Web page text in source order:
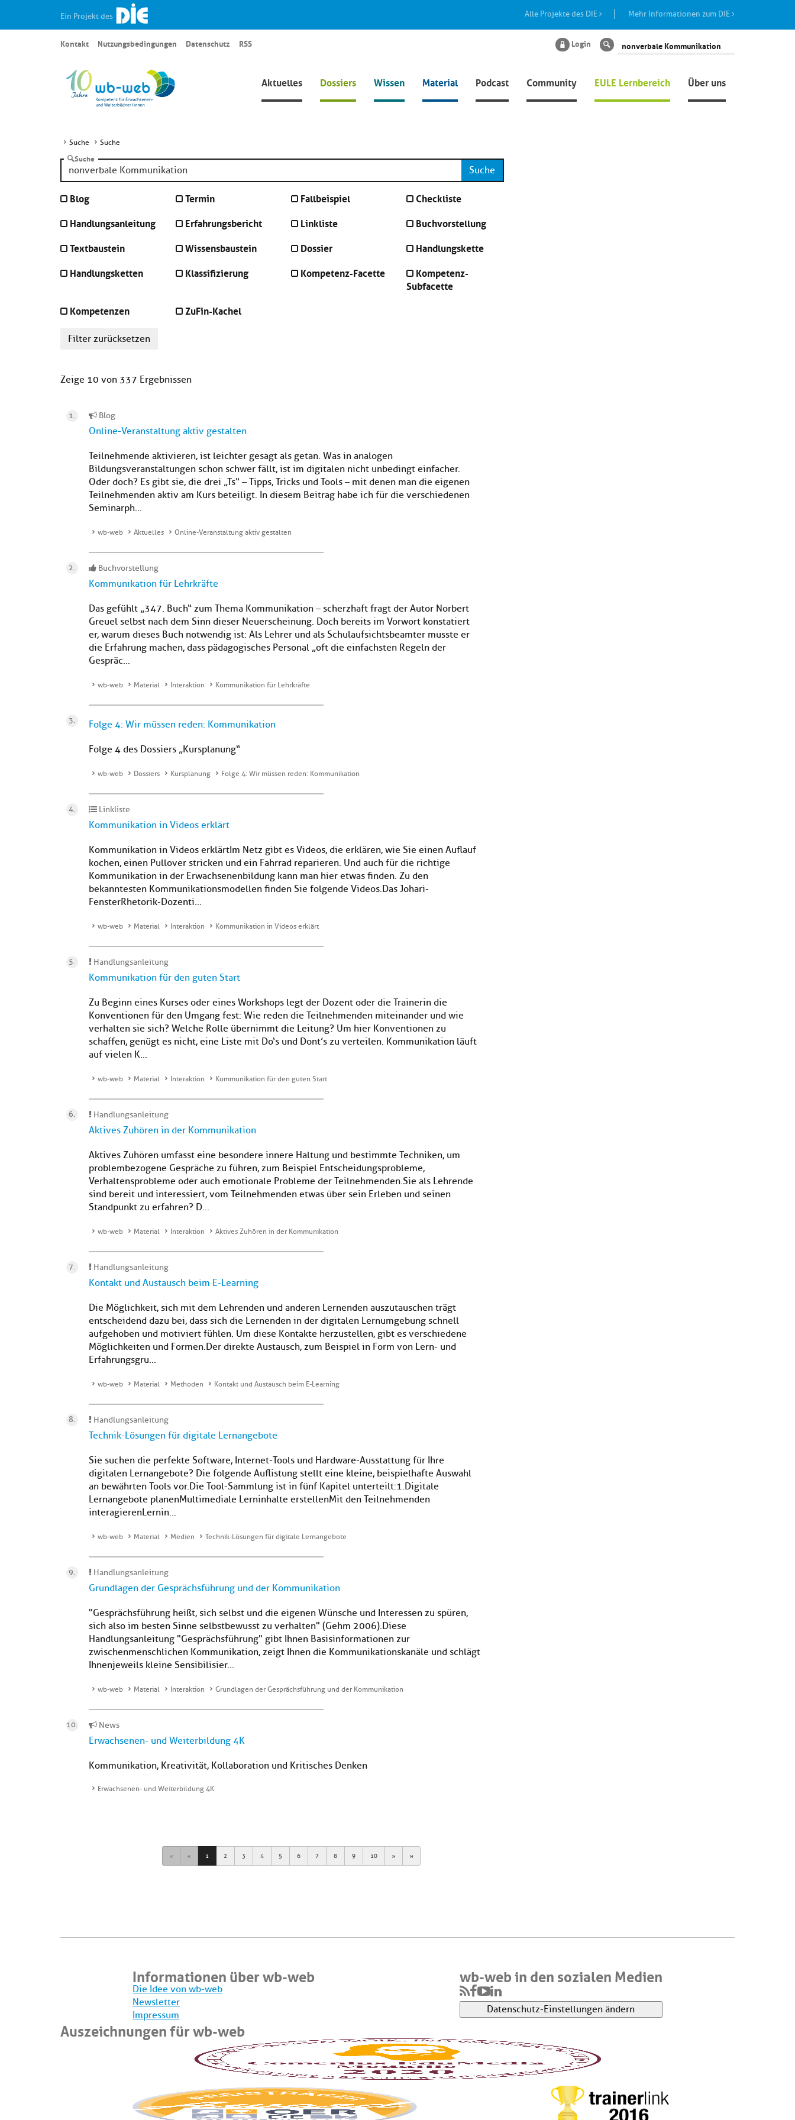
Ein Projekt des Alle Projekte des DIE Mehr Informationen zum DIE
Aktuelles Dossiers Wissen Material Podcast Community EULE Lernbereich Über uns
Kontakt Nutzungsbedingungen Datenschutz RSS Login Suche
Suche Suche
Suche
Suche
Blog Termin Fallbeispiel
Checkliste
Handlungsanleitung
Erfahrungsbericht Linkliste
Buchvorstellung
Textbaustein
Wissensbaustein Dossier
Handlungskette
Handlungsketten
Klassifizierung Kompetenz-Facette
Kompetenz-
Subfacette
Kompetenzen
ZuFin-Kachel
Filter zurücksetzen
Zeige 10 von 337 Ergebnissen
Blog
Online-Veranstaltung aktiv gestalten
Teilnehmende aktivieren, ist leichter gesagt als getan. Was in analogen
Bildungsveranstaltungen schon schwer fällt, ist im digitalen nicht unbedingt einfacher.
Oder doch? Es gibt sie, die drei „Ts“ – Tipps, Tricks und Tools – mit denen man die eigenen
Teilnehmenden aktiv am Kurs beteiligt. In diesem Beitrag habe ich für die verschiedenen
Seminarph...
wb-web Aktuelles Online-Veranstaltung aktiv gestalten
Buchvorstellung
Kommunikation für Lehrkräfte
Das gefühlt „347. Buch“ zum Thema Kommunikation – scherzhaft fragt der Autor Norbert
Greuel selbst nach dem Sinn dieser Neuerscheinung. Doch bereits im Vorwort konstatiert
er, warum dieses Buch notwendig ist: Als Lehrer und als Schulaufsichtsbeamter musste er
die Erfahrung machen, dass pädagogisches Personal „oft die einfachsten Regeln der
Gespräc...
wb-web Material Interaktion Kommunikation für Lehrkräfte
Folge 4: Wir müssen reden: Kommunikation
Folge 4 des Dossiers „Kursplanung“
wb-web Dossiers Kursplanung Folge 4: Wir müssen reden: Kommunikation
Linkliste
Kommunikation in Videos erklärt
Kommunikation in Videos erklärtIm Netz gibt es Videos, die erklären, wie Sie einen Auflauf
kochen, einen Pullover stricken und ein Fahrrad reparieren. Und auch für die richtige
Kommunikation in der Erwachsenenbildung kann man hier etwas finden. Zu den
bekanntesten Kommunikationsmodellen finden Sie folgende Videos.Das Johari-
FensterRhetorik-Dozenti...
wb-web Material Interaktion Kommunikation in Videos erklärt
Handlungsanleitung
Kommunikation für den guten Start
Zu Beginn eines Kurses oder eines Workshops legt der Dozent oder die Trainerin die
Konventionen für den Umgang fest: Wie reden die Teilnehmenden miteinander und wie
verhalten sie sich? Welche Rolle übernimmt die Leitung? Um hier Konventionen zu
schaffen, genügt es nicht, eine Liste mit Do‘s und Dont’s zu verteilen. Kommunikation läuft
auf vielen K...
wb-web Material Interaktion Kommunikation für den guten Start
Handlungsanleitung
Aktives Zuhören in der Kommunikation
Aktives Zuhören umfasst eine besondere innere Haltung und bestimmte Techniken, um
problembezogene Gespräche zu führen, zum Beispiel Entscheidungsprobleme,
Verhaltensprobleme oder auch emotionale Probleme der Teilnehmenden. Sie als Lehrende
sind bereit und interessiert, vom Teilnehmenden etwas über sein Erleben und seinen
Standpunkt zu erfahren? D...
wb-web Material Interaktion Aktives Zuhören in der Kommunikation
Handlungsanleitung
Kontakt und Austausch beim E-Learning
Die Möglichkeit, sich mit dem Lehrenden und anderen Lernenden auszutauschen trägt
entscheidend dazu bei, dass sich die Lernenden in der digitalen Lernumgebung schnell
aufgehoben und motiviert fühlen. Um diese Kontakte herzustellen, gibt es verschiedene
Möglichkeiten und Formen.Der direkte Austausch, zum Beispiel in Form von Lern- und
Erfahrungsgru...
wb-web Material Methoden Kontakt und Austausch beim E-Learning
Handlungsanleitung
Technik-Lösungen für digitale Lernangebote
Sie suchen die perfekte Software, Internet-Tools und Hardware-Ausstattung für Ihre
digitalen Lernangebote? Die folgende Auflistung stellt eine kleine, beispielhafte Auswahl
an bewährten Tools vor.Die Tool-Sammlung ist in fünf Kapitel unterteilt:1.Digitale
Lernangebote planenMultimediale Lerninhalte erstellenMit den Teilnehmenden
interagierenLernin...
wb-web Material Medien Technik-Lösungen für digitale Lernangebote
Handlungsanleitung
Grundlagen der Gesprächsführung und der Kommunikation
"Gesprächsführung heißt, sich selbst und die eigenen Wünsche und Interessen zu spüren,
sich also im besten Sinne selbstbewusst zu verhalten" (Gehm 2006).Diese
Handlungsanleitung "Gesprächsführung" gibt Ihnen Basisinformationen zur
zwischenmenschlichen Kommunikation, zeigt Ihnen die Kommunikationskanäle und schlägt
Ihnenjeweils kleine Sensibilisier...
wb-web Material Interaktion Grundlagen der Gesprächsführung und der Kommunikation
News
Erwachsenen- und Weiterbildung 4K
Kommunikation, Kreativität, Kollaboration und Kritisches Denken
Erwachsenen- und Weiterbildung 4K
First Previous
1 2 3 4 5 6 7 8 9 10 Next Last
Informationen über wb-web
Die Idee von wb-web
Newsletter
Impressum
wb-web in den sozialen Medien
Datenschutz-Einstellungen ändern
Auszeichnungen für wb-web